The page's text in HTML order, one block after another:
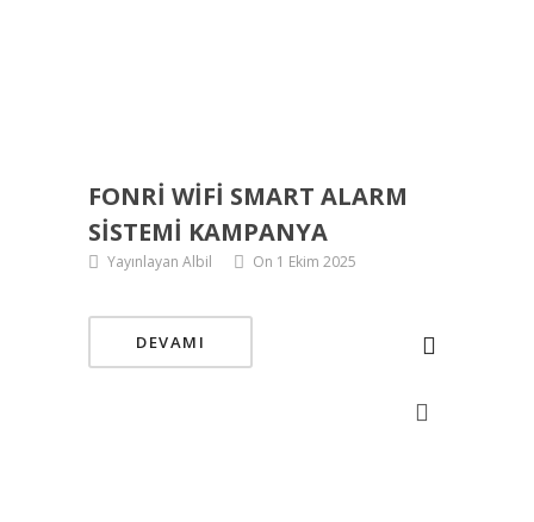
FONRI WIFI SMART ALARM
SISTEMI KAMPANYA
Yayınlayan Albil On 1 Ekim 2025
DEVAMI